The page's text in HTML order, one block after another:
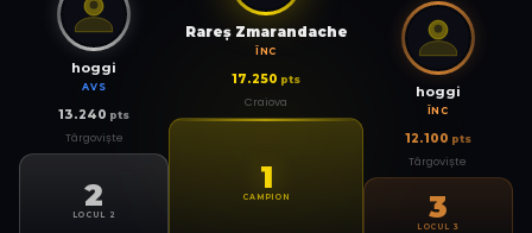
hoggi
AVS
13.240 pts
Târgoviște
2
LOCUL 2
Rareş Zmarandache
ÎNC
17.250 pts
Craiova
1
CAMPION
hoggi
ÎNC
12.100 pts
Târgoviște
3
LOCUL 3